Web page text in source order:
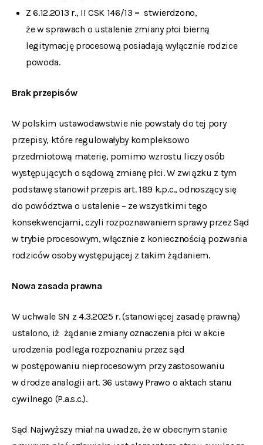
Z 6.12.2013 r., II CSK 146/13 – stwierdzono,
że w sprawach o ustalenie zmiany płci bierną
legitymację procesową posiadają wyłącznie rodzice
powoda.
Brak przepisów
W polskim ustawodawstwie nie powstały do tej pory
przepisy, które regulowałyby kompleksowo
przedmiotową materię, pomimo wzrostu liczy osób
występujących o sądową zmianę płci. W związku z tym
podstawę stanowił przepis art. 189 k.p.c., odnoszący się
do powództwa o ustalenie – ze wszystkimi tego
konsekwencjami, czyli rozpoznawaniem sprawy przez Sąd
w trybie procesowym, włącznie z koniecznością pozwania
rodziców osoby występującej z takim żądaniem.
Nowa zasada prawna
W uchwale SN z 4.3.2025 r. (stanowiącej zasadę prawną)
ustalono, iż żądanie zmiany oznaczenia płci w akcie
urodzenia podlega rozpoznaniu przez sąd
w postępowaniu nieprocesowym przy zastosowaniu
w drodze analogii art. 36 ustawy Prawo o aktach stanu
cywilnego (P.a.s.c.).
Sąd Najwyższy miał na uwadze, że w obecnym stanie